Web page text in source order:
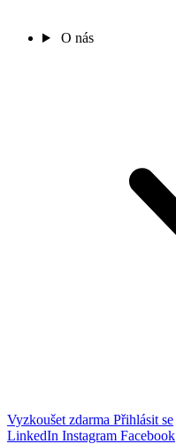
O nás
Vyzkoušet zdarma Přihlásit se
LinkedIn Instagram Facebook